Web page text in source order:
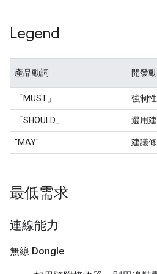
Legend
產品動詞 開發
「MUST」 強制
「SHOULD」 選用
"MAY" 建議
最低需求
連線能力
無線 Dongle